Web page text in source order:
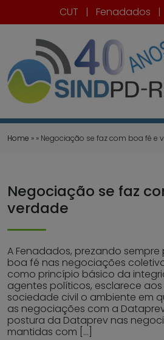
CUT | Fenadados |
Home » » Negociação se faz com boa fé e
Negociação se faz
verdade
A Fenadados, prezando
boa fé nas negociações
como princípio básico da
agentes políticos, esclarece
sociedade civil o ambiente em
as negociações com a
postura da Dataprev nas
mantidas com […]